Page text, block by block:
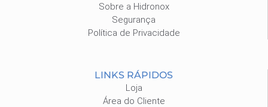
Sobre a Hidronox
Segurança
Política de Privacidade
LINKS RÁPIDOS
Loja
Área do Cliente